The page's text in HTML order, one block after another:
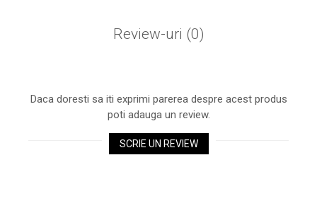
Review-uri (0)
Daca doresti sa iti exprimi parerea despre acest produs
poti adauga un review.
SCRIE UN REVIEW